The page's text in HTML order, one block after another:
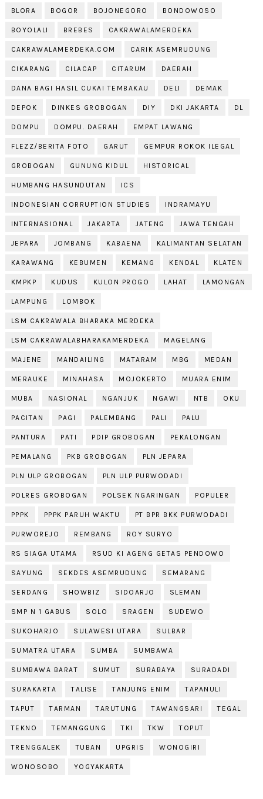
BLORA BOGOR BOJONEGORO BONDOWOSO
BOYOLALI BREBES CAKRAWALAMERDEKA
CAKRAWALAMERDEKA.COM CARIK ASEMRUDUNG
CIKARANG CILACAP CITARUM DAERAH
DANA BAGI HASIL CUKAI TEMBAKAU DELI DEMAK
DEPOK DINKES GROBOGAN DIY DKI JAKARTA DL
DOMPU DOMPU. DAERAH EMPAT LAWANG
FLEZZ/BERITA FOTO GARUT GEMPUR ROKOK ILEGAL
GROBOGAN GUNUNG KIDUL HISTORICAL
HUMBANG HASUNDUTAN ICS
INDONESIAN CORRUPTION STUDIES INDRAMAYU
INTERNASIONAL JAKARTA JATENG JAWA TENGAH
JEPARA JOMBANG KABAENA KALIMANTAN SELATAN
KARAWANG KEBUMEN KEMANG KENDAL KLATEN
KMPKP KUDUS KULON PROGO LAHAT LAMONGAN
LAMPUNG LOMBOK
LSM CAKRAWALA BHARAKA MERDEKA
LSM CAKRAWALABHARAKAMERDEKA MAGELANG
MAJENE MANDAILING MATARAM MBG MEDAN
MERAUKE MINAHASA MOJOKERTO MUARA ENIM
MUBA NASIONAL NGANJUK NGAWI NTB OKU
PACITAN PAGI PALEMBANG PALI PALU
PANTURA PATI PDIP GROBOGAN PEKALONGAN
PEMALANG PKB GROBOGAN PLN JEPARA
PLN ULP GROBOGAN PLN ULP PURWODADI
POLRES GROBOGAN POLSEK NGARINGAN POPULER
PPPK PPPK PARUH WAKTU PT BPR BKK PURWODADI
PURWOREJO REMBANG ROY SURYO
RS SIAGA UTAMA RSUD KI AGENG GETAS PENDOWO
SAYUNG SEKDES ASEMRUDUNG SEMARANG
SERDANG SHOWBIZ SIDOARJO SLEMAN
SMP N 1 GABUS SOLO SRAGEN SUDEWO
SUKOHARJO SULAWESI UTARA SULBAR
SUMATRA UTARA SUMBA SUMBAWA
SUMBAWA BARAT SUMUT SURABAYA SURADADI
SURAKARTA TALISE TANJUNG ENIM TAPANULI
TAPUT TARMAN TARUTUNG TAWANGSARI TEGAL
TEKNO TEMANGGUNG TKI TKW TOPUT
TRENGGALEK TUBAN UPGRIS WONOGIRI
WONOSOBO YOGYAKARTA